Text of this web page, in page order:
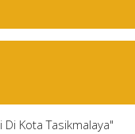
Kota Tasikmalaya"